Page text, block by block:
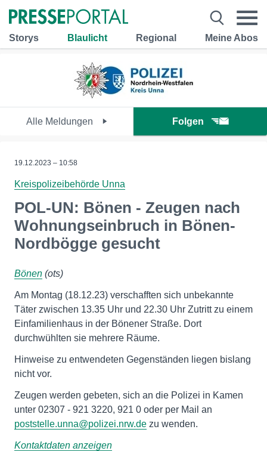
Storys Blaulicht Regional Meine Abos
Alle Meldungen Folgen
19.12.2023 – 10:58
Kreispolizeibehörde Unna
POL-UN: Bönen - Zeugen nach
Wohnungseinbruch in Bönen-
Nordbögge gesucht
Bönen (ots)
Am Montag (18.12.23) verschafften sich unbekannte
Täter zwischen 13.35 Uhr und 22.30 Uhr Zutritt zu einem
Einfamilienhaus in der Bönener Straße. Dort
durchwühlten sie mehrere Räume.
Hinweise zu entwendeten Gegenständen liegen bislang
nicht vor.
Zeugen werden gebeten, sich an die Polizei in Kamen
unter 02307 - 921 3220, 921 0 oder per Mail an
poststelle.unna@polizei.nrw.de zu wenden.
Kontaktdaten anzeigen